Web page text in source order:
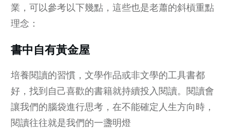
業，可以參考以下幾點，這些也是老蕭的斜槓重點
理念：
書中自有黃金屋
培養閱讀的習慣，文學作品或非文學的工具書都
好，找到自己喜歡的書籍就持續投入閱讀。閱讀會
讓我們的腦袋進行思考，在不能確定人生方向時，
閱讀往往就是我們的一盞明燈